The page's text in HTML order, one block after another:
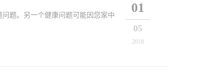
题。另一个健康问题可能因您家中
01
05
2018